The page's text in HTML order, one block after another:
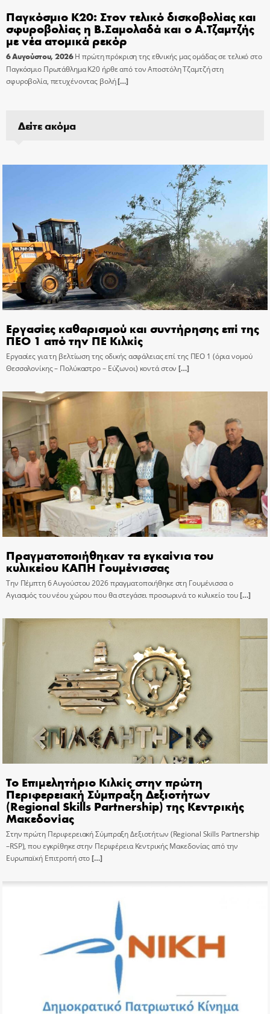
Παγκόσμιο Κ20: Στον τελικό δισκοβολίας και
σφυροβολίας η Β.Σαμολαδά και ο Α.Τζαμτζής
με νέα ατομικά ρεκόρ
6 Αυγούστου, 2026 Η πρώτη πρόκριση της εθνικής μας ομάδας σε τελικό στο
Παγκόσμιο Πρωτάθλημα Κ20 ήρθε από τον Αποστόλη Τζαμτζή στη
σφυροβολία, πετυχένοντας βολή[…]
Δείτε ακόμα
Εργασίες καθαρισμού και συντήρησης επί της
ΠΕΟ 1 από την ΠΕ Κιλκίς
Εργασίες για τη βελτίωση της οδικής ασφάλειας επί της ΠΕΟ 1 (όρια νομού
Θεσσαλονίκης – Πολύκαστρο – Εύζωνοι) κοντά στον […]
Πραγματοποιήθηκαν τα εγκαίνια του
κυλικείου ΚΑΠΗ Γουμένισσας
Την Πέμπτη 6 Αυγούστου 2026 πραγματοποιήθηκε στη Γουμένισσα ο
Αγιασμός του νέου χώρου που θα στεγάσει προσωρινά το κυλικείο του[…]
Το Επιμελητήριο Κιλκίς στην πρώτη
Περιφερειακή Σύμπραξη Δεξιοτήτων
(Regional Skills Partnership) της Κεντρικής
Μακεδονίας
Στην πρώτη Περιφερειακή Σύμπραξη Δεξιοτήτων (Regional Skills Partnership
–RSP), που εγκρίθηκε στην Περιφέρεια Κεντρικής Μακεδονίας από την
Ευρωπαϊκή Επιτροπή στο[…]